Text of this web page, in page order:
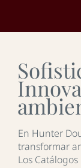
En Hunter
transformar
Los